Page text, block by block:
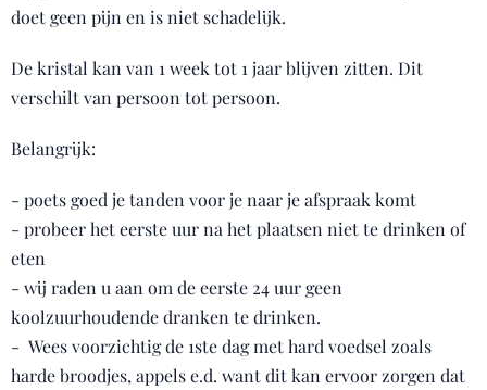
doet geen pijn en is niet schadelijk.
De kristal kan van 1 week tot 1 jaar blijven zitten. Dit
verschilt van persoon tot persoon.
Belangrijk:
- poets goed je tanden voor je naar je afspraak komt
- probeer het eerste uur na het plaatsen niet te drinken of
eten
- wij raden u aan om de eerste 24 uur geen
koolzuurhoudende dranken te drinken.
- Wees voorzichtig de 1ste dag met hard voedsel zoals
harde broodjes, appels e.d. want dit kan ervoor zorgen dat